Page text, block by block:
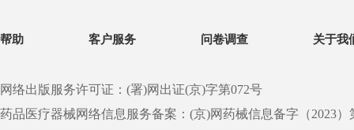
帮助 客户服务 问卷调查 关于我
网络出版服务许可证：(署)网出证(京)字第072号
药品医疗器械网络信息服务备案：(京)网药械信息备字（2023）